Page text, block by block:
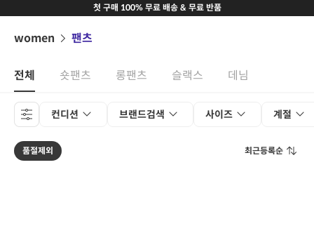
첫 구매 100% 무료 배송 & 무료 반품
women 팬츠
전체 숏팬츠 롱팬츠 슬랙스 데님
컨디션 브랜드검색 사이즈 계절
품절제외 최근등록순